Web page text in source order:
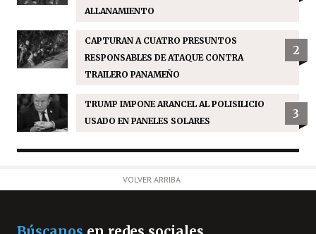
ALLANAMIENTO
CAPTURAN A CUATRO PRESUNTOS
RESPONSABLES DE ATAQUE CONTRA
TRAILERO PANAMEÑO
2
TRUMP IMPONE ARANCEL AL POLISILICIO
USADO EN PANELES SOLARES
3
VOLVER ARRIBA